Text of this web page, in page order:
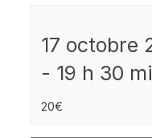
17 octobre
- 19 h 30
20€